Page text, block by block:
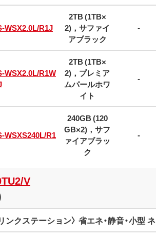
WSX2.0L/R1J
2TB (1TB×
2)，サファイ
アブラック
-
WSX2.0L/R1W
2TB (1TB×
2)，プレミア
ムパールホワ
イト
-
WSXS240L/R1
240GB (120
GB×2)，サフ
ァイアブラッ
ク
-
V
ンクステーション〉 省エネ・静音・小